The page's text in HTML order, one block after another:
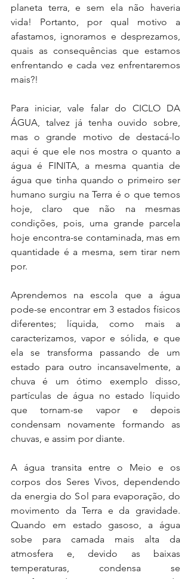
planeta terra, e sem ela não haveria
vida! Portanto, por qual motivo a
afastamos, ignoramos e desprezamos,
quais as consequências que estamos
enfrentando e cada vez enfrentaremos
mais?!
Para iniciar, vale falar do CICLO DA
ÁGUA, talvez já tenha ouvido sobre,
mas o grande motivo de destacá-lo
aqui é que ele nos mostra o quanto a
água é FINITA, a mesma quantia de
água que tinha quando o primeiro ser
humano surgiu na Terra é o que temos
hoje, claro que não na mesmas
condições, pois, uma grande parcela
hoje encontra-se contaminada, mas em
quantidade é a mesma, sem tirar nem
por.
Aprendemos na escola que a água
pode-se encontrar em 3 estados físicos
diferentes; líquida, como mais a
caracterizamos, vapor e sólida, e que
ela se transforma passando de um
estado para outro incansavelmente, a
chuva é um ótimo exemplo disso,
partículas de água no estado líquido
que tornam-se vapor e depois
condensam novamente formando as
chuvas, e assim por diante.
A água transita entre o Meio e os
corpos dos Seres Vivos, dependendo
da energia do Sol para evaporação, do
movimento da Terra e da gravidade.
Quando em estado gasoso, a água
sobe para camada mais alta da
atmosfera e, devido as baixas
temperaturas, condensa se